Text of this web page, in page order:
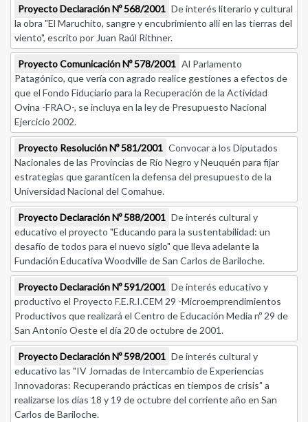
Proyecto Declaración Nº 568/2001 De interés literario y cultural
la obra "El Maruchito, sangre y encubrimiento allí en las tierras del
viento", escrito por Juan Raúl Rithner.
Proyecto Comunicación Nº 578/2001 Al Parlamento
Patagónico, que vería con agrado realice gestiones a efectos de
que el Fondo Fiduciario para la Recuperación de la Actividad
Ovina -FRAO-, se incluya en la ley de Presupuesto Nacional
Ejercicio 2002.
Proyecto Resolución Nº 581/2001 Convocar a los Diputados
Nacionales de las Provincias de Río Negro y Neuquén para fijar
estrategias que garanticen la defensa del presupuesto de la
Universidad Nacional del Comahue.
Proyecto Declaración Nº 588/2001 De interés cultural y
educativo el proyecto "Educando para la sustentabilidad: un
desafío de todos para el nuevo siglo" que lleva adelante la
Fundación Educativa Woodville de San Carlos de Bariloche.
Proyecto Declaración Nº 591/2001 De interés educativo y
productivo el Proyecto F.E.R.I.CEM 29 -Microemprendimientos
Productivos que realizará el Centro de Educación Media nº 29 de
San Antonio Oeste el día 20 de octubre de 2001.
Proyecto Declaración Nº 598/2001 De interés cultural y
educativo las "IV Jornadas de Intercambio de Experiencias
Innovadoras: Recuperando prácticas en tiempos de crisis" a
realizarse los días 18 y 19 de octubre del corriente año en San
Carlos de Bariloche.